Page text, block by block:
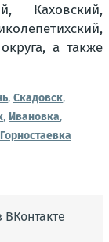
Каховский,
а также
, Скадовск,
, Ивановка,
Горностаевка